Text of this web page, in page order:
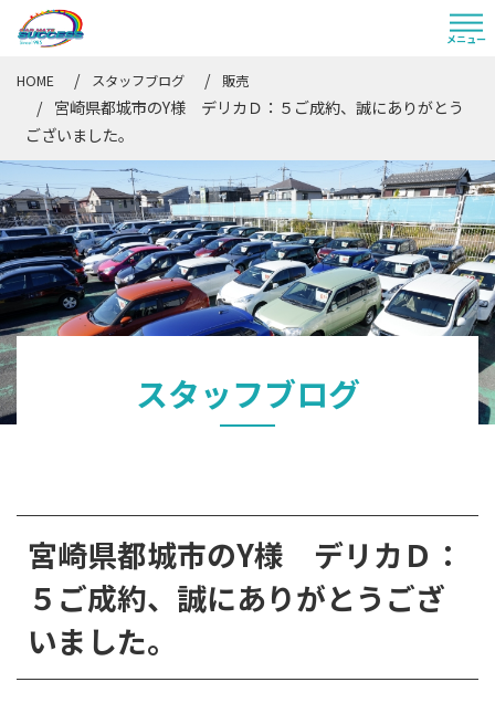
HOME スタッフブログ 販売
宮崎県都城市のY様 デリカＤ：５ご成約、誠にありがとう
ございました。
スタッフブログ
宮崎県都城市のY様 デリカＤ：
５ご成約、誠にありがとうござ
いました。